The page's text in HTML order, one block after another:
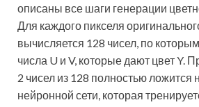
описаны все шаги генерации
Для каждого пикселя
вычисляется 128 чисел, по
числа U и V, которые дают цвет Y.
2 чисел из 128 полностью ложится
нейронной сети, которая